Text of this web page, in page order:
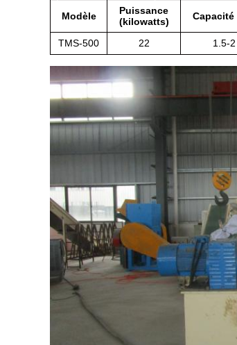
Modèle
Puissance
(kilowatts)
Capacité
TMS-500
22 1.5-2